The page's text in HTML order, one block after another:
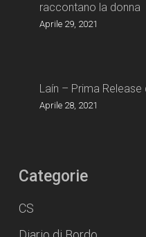
raccontano la donna
Aprile 29, 2021
Laín – Prima
Aprile 28, 2021
Categorie
CS